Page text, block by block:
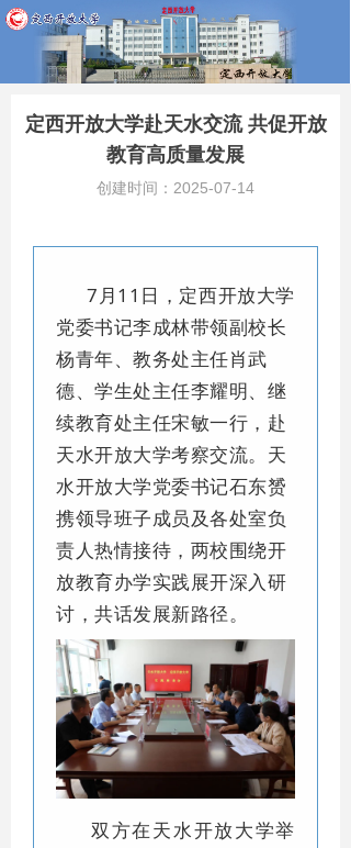
定西开放大学赴天水交流 共促开放
教育高质量发展
创建时间： 2025-07-14
7月11日，定西开放大学
党委书记李成林带领副校长
杨青年、教务处主任肖武
德、学生处主任李耀明、继
续教育处主任宋敏一行，赴
天水开放大学考察交流。天
水开放大学党委书记石东赟
携领导班子成员及各处室负
责人热情接待，两校围绕开
放教育办学实践展开深入研
讨，共话发展新路径。
双方在天水开放大学举